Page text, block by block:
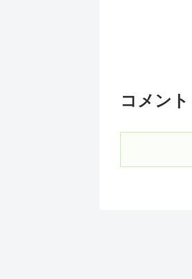
コメント